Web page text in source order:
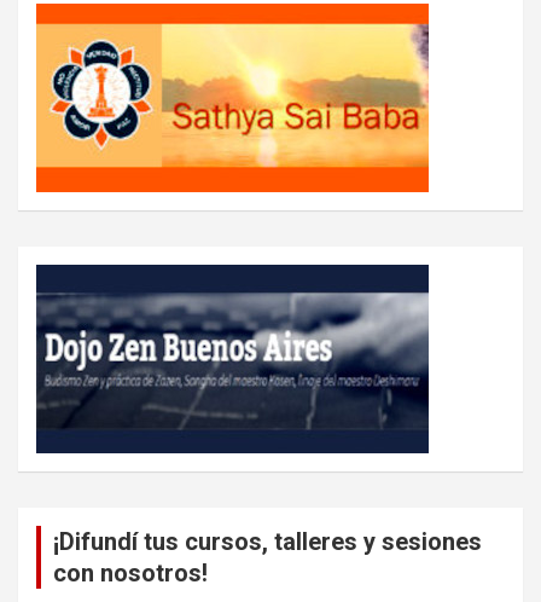
¡Difundí tus cursos, talleres y sesiones
con nosotros!